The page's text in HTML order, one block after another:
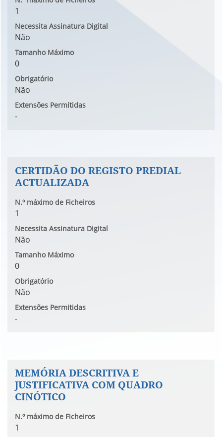
1
Necessita Assinatura Digital
Não
Tamanho Máximo
0
Obrigatório
Não
Extensões Permitidas
-
CERTIDÃO DO REGISTO PREDIAL
ACTUALIZADA
N.º máximo de Ficheiros
1
Necessita Assinatura Digital
Não
Tamanho Máximo
0
Obrigatório
Não
Extensões Permitidas
-
MEMÓRIA DESCRITIVA E
JUSTIFICATIVA COM QUADRO
CINÓTICO
N.º máximo de Ficheiros
1